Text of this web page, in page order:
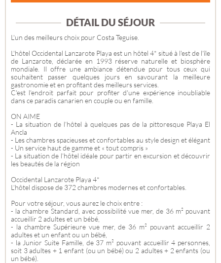
DÉTAIL DU SÉJOUR
L'un des meilleurs choix pour Costa Teguise.
L'hôtel Occidental Lanzarote Playa est un hôtel 4* situé à l'est de l'île
de Lanzarote, déclarée en 1993 réserve naturelle et biosphère
mondiale. Il offre une ambiance détendue pour tous ceux qui
souhaitent passer quelques jours en savourant la meilleure
gastronomie et en profitant des meilleurs services.
C'est l'endroit parfait pour profiter d'une expérience inoubliable
dans ce paradis canarien en couple ou en famille.
ON AIME
- La situation de l’hôtel à quelques pas de la pittoresque Playa El
Ancla
- Les chambres spacieuses et confortables au style design et élégant
- Un service haut de gamme et « tout compris »
- La situation de l’hôtel idéale pour partir en excursion et découvrir
les beautés de la région
Occidental Lanzarote Playa 4*
L’hôtel dispose de 372 chambres modernes et confortables.
Pour votre séjour, vous aurez le choix entre :
- la chambre Standard, avec possibilité vue mer, de 36 m² pouvant
accueillir 2 adultes et un bébé,
- la chambre Supérieure vue mer, de 36 m² pouvant accueillir 2
adultes et un enfant ou un bébé,
- la Junior Suite Famille, de 37 m² pouvant accueillir 4 personnes,
soit 3 adultes + 1 enfant (ou un bébé) ou 2 adultes + 2 enfants (ou
un bébé).